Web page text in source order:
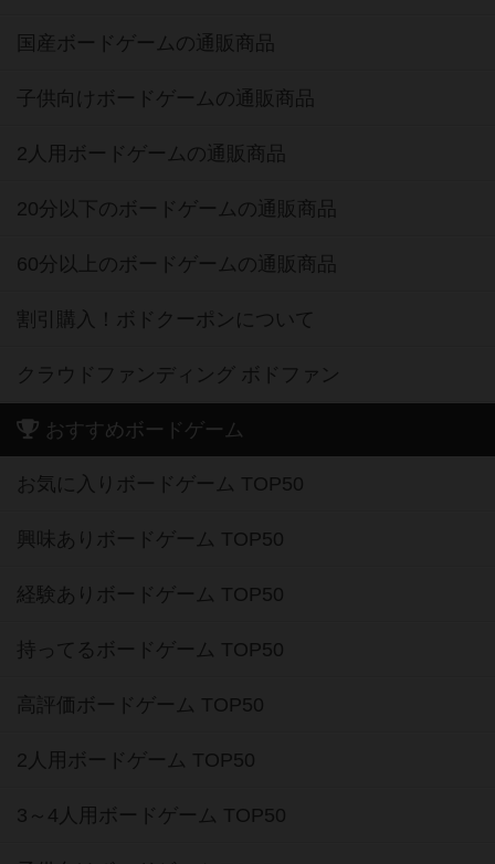
国産ボードゲームの通販商品
子供向けボードゲームの通販商品
2人用ボードゲームの通販商品
20分以下のボードゲームの通販商品
60分以上のボードゲームの通販商品
割引購入！ボドクーポンについて
クラウドファンディング ボドファン
おすすめボードゲーム
お気に入りボードゲーム TOP50
興味ありボードゲーム TOP50
経験ありボードゲーム TOP50
持ってるボードゲーム TOP50
高評価ボードゲーム TOP50
2人用ボードゲーム TOP50
3～4人用ボードゲーム TOP50